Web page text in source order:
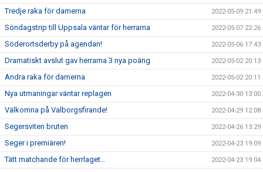
Tredje raka för damerna 2022-05-09 21:49
Söndagstrip till Uppsala väntar för herrarna 2022-05-07 22:26
Söderortsderby på agendan! 2022-05-06 17:43
Dramatiskt avslut gav herrarna 3 nya poäng 2022-05-02 20:13
Andra raka för damerna 2022-05-02 20:11
Nya utmaningar väntar replagen 2022-04-30 13:00
Välkomna på Valborgsfirande! 2022-04-29 12:08
Segersviten bruten 2022-04-26 13:29
Seger i premiären! 2022-04-23 19:09
Tätt matchande för herrlaget… 2022-04-23 19:04